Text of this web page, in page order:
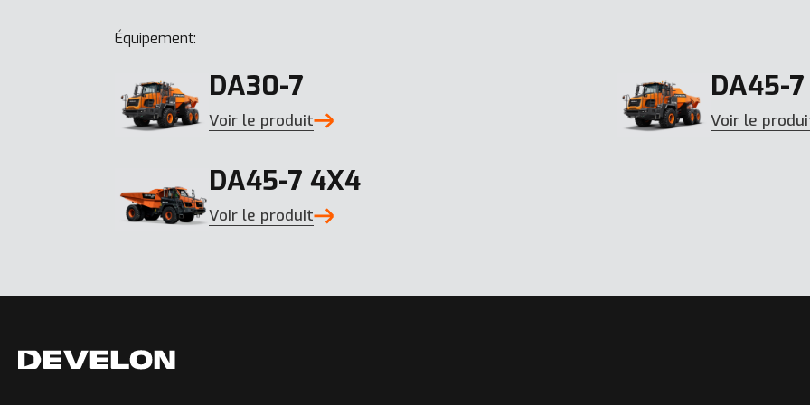
Équipement:
DA30-7
Voir le produit
DA45-7
Voir le
DA45-7 4X4
Voir le produit